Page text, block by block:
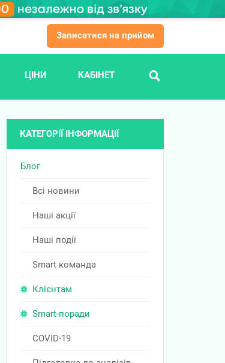
ПОШУК
Записатися на прийом
ЦІНИ КАБІНЕТ
КАТЕГОРІЇ ІНФОРМАЦІЇ
Блог
Всі новини
Наші акції
Наші події
Smart команда
Клієнтам
Smart-поради
COVID-19